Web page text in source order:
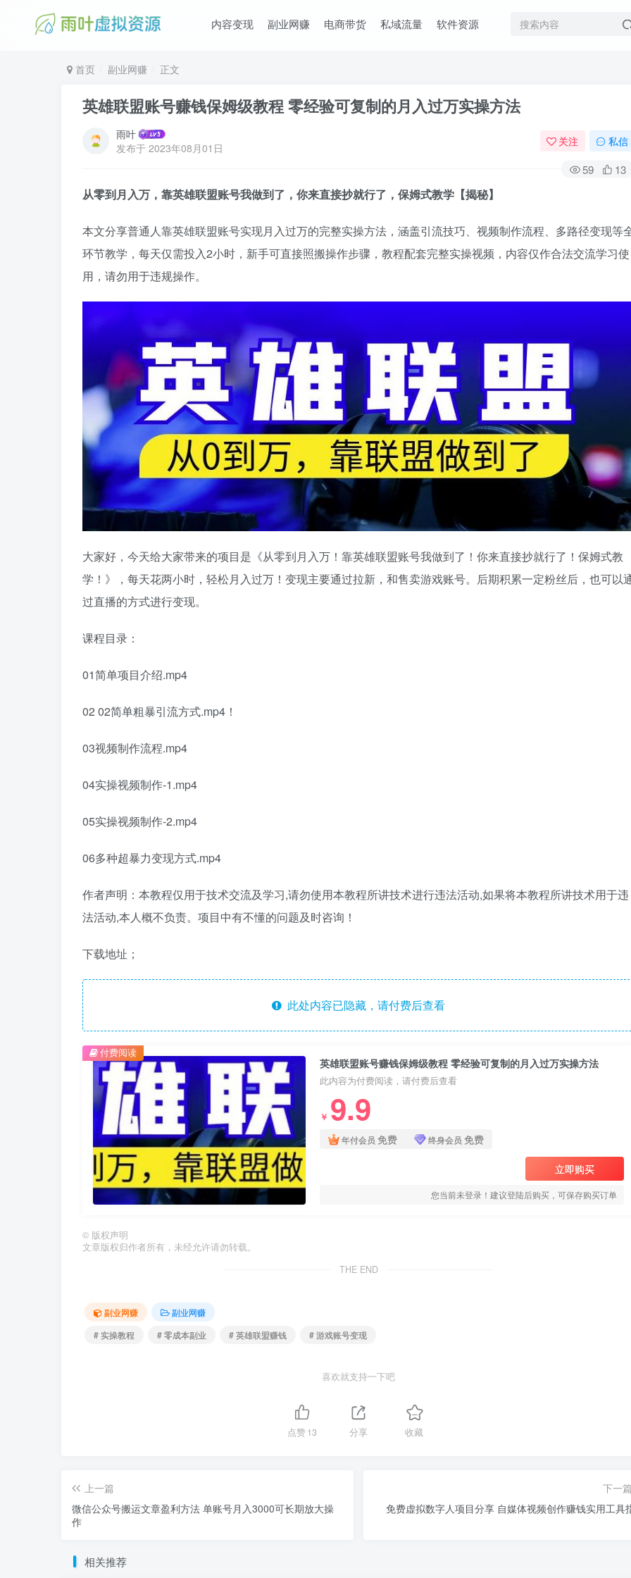
内容变现 副业网赚 电商带货 私域流量 软件资源
首页 副业网赚 正文
英雄联盟账号赚钱保姆级教程 零经验可复制的月入过万实操方法
雨叶
发布于 2023年08月01日 关注 私信
59 13
从零到月入万，靠英雄联盟账号我做到了，你来直接抄就行了，保姆式教学【揭秘】
本文分享普通人靠英雄联盟账号实现月入过万的完整实操方法，涵盖引流技巧、视频制作流程、多路径变现等
环节教学，每天仅需投入2小时，新手可直接照搬操作步骤，教程配套完整实操视频，内容仅作合法交流学习使
用，请勿用于违规操作。
大家好，今天给大家带来的项目是《从零到月入万！靠英雄联盟账号我做到了！你来直接抄就行了！保姆式教
学！》，每天花两小时，轻松月入过万！变现主要通过拉新，和售卖游戏账号。后期积累一定粉丝后，也可以
过直播的方式进行变现。
课程目录：
01简单项目介绍.mp4
02 02简单粗暴引流方式.mp4！
03视频制作流程.mp4
04实操视频制作-1.mp4
05实操视频制作-2.mp4
06多种超暴力变现方式.mp4
作者声明：本教程仅用于技术交流及学习,请勿使用本教程所讲技术进行违法活动,如果将本教程所讲技术用于违
法活动,本人概不负责。项目中有不懂的问题及时咨询！
下载地址；
此处内容已隐藏，请付费后查看
英雄联盟账号赚钱保姆级教程 零经验可复制的月入过万实操方法
此内容为付费阅读，请付费后查看
￥ 9.9
年付会员 免费 终身会员 免费
立即购买
您当前未登录！建议登陆后购买，可保存购买订单
付费阅读
© 版权声明
文章版权归作者所有，未经允许请勿转载。
THE END
副业网赚
副业网赚
# 实操教程
# 零成本副业 # 英雄联盟赚钱 # 游戏账号变现
喜欢就支持一下吧
点赞13 分享 收藏
上一篇
微信公众号搬运文章盈利方法 单账号月入3000可长期放大操
作
下一
免费虚拟数字人项目分享 自媒体视频创作赚钱实用工具
相关推荐